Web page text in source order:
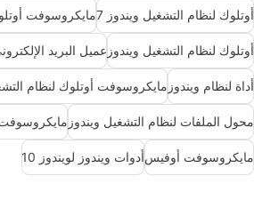
أوتلوك لنظام التشغيل ويندوز 7 مايكروسوفت
أوتلوك لنظام التشغيل ويندوز عميل البريد
أداة لنظام ويندوز مايكروسوفت أوتلوك لنظام
محول الملفات لنظام التشغيل ويندوز مايكروسوفت
مايكروسوفت أوفيسأدوات ويندوز لويندوز 10